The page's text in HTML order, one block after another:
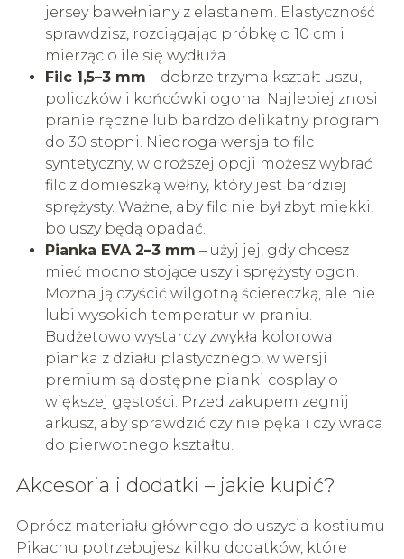
jersey bawełniany z elastanem. Elastyczność
sprawdzisz, rozciągając próbkę o 10 cm i
mierząc o ile się wydłuża.
Filc 1,5–3 mm – dobrze trzyma kształt uszu,
policzków i końcówki ogona. Najlepiej znosi
pranie ręczne lub bardzo delikatny program
do 30 stopni. Niedroga wersja to filc
syntetyczny, w droższej opcji możesz wybrać
filc z domieszką wełny, który jest bardziej
sprężysty. Ważne, aby filc nie był zbyt miękki,
bo uszy będą opadać.
Pianka EVA 2–3 mm – użyj jej, gdy chcesz
mieć mocno stojące uszy i sprężysty ogon.
Można ją czyścić wilgotną ściereczką, ale nie
lubi wysokich temperatur w praniu.
Budżetowo wystarczy zwykła kolorowa
pianka z działu plastycznego, w wersji
premium są dostępne pianki cosplay o
większej gęstości. Przed zakupem zegnij
arkusz, aby sprawdzić czy nie pęka i czy wraca
do pierwotnego kształtu.
Akcesoria i dodatki – jakie kupić?
Oprócz materiału głównego do uszycia kostiumu
Pikachu potrzebujesz kilku dodatków, które